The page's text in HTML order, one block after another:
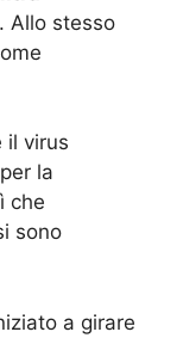
Allo stesso
il virus
la
che
sono
a girare